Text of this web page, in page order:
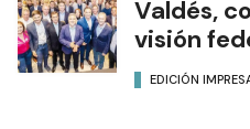
Valdés,
visión
EDICIÓN